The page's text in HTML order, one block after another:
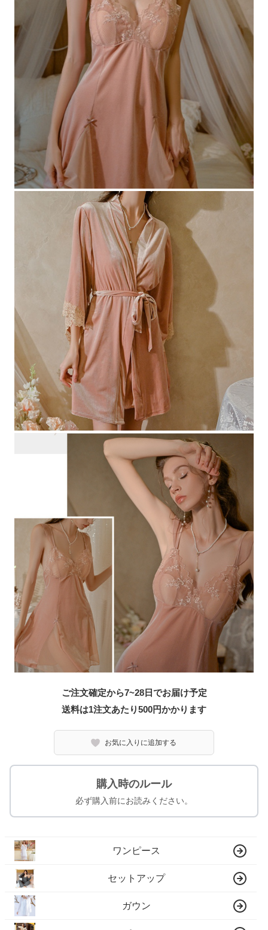
ご注文確定から7~28日でお届け予定
送料は1注文あたり500円かかります
お気に入りに追加する
購入時のルール
必ず購入前にお読みください。
ワンピース
セットアップ
ガウン